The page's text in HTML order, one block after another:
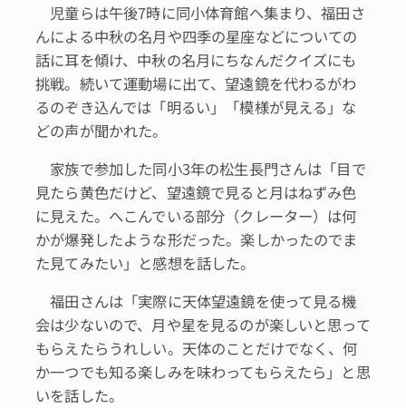
児童らは午後7時に同小体育館へ集まり、福田さ
んによる中秋の名月や四季の星座などについての
話に耳を傾け、中秋の名月にちなんだクイズにも
挑戦。続いて運動場に出て、望遠鏡を代わるがわ
るのぞき込んでは「明るい」「模様が見える」な
どの声が聞かれた。
家族で参加した同小3年の松生長門さんは「目で
見たら黄色だけど、望遠鏡で見ると月はねずみ色
に見えた。へこんでいる部分（クレーター）は何
かが爆発したような形だった。楽しかったのでま
た見てみたい」と感想を話した。
福田さんは「実際に天体望遠鏡を使って見る機
会は少ないので、月や星を見るのが楽しいと思って
もらえたらうれしい。天体のことだけでなく、何
か一つでも知る楽しみを味わってもらえたら」と思
いを話した。